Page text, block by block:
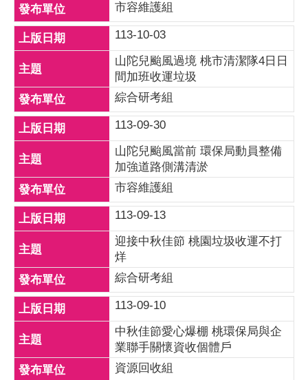
市容維護組
113-10-03
山陀兒颱風過境 桃市清潔隊4日日
間加班收運垃圾
綜合研考組
113-09-30
山陀兒颱風當前 環保局動員整備
加強道路側溝清淤
市容維護組
113-09-13
迎接中秋佳節 桃園垃圾收運不打
烊
綜合研考組
113-09-10
中秋佳節愛心爆棚 桃環保局與企
業聯手關懷資收個體戶
資源回收組